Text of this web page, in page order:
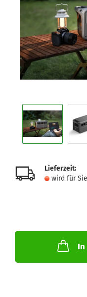
Lieferzeit:
wird für
In